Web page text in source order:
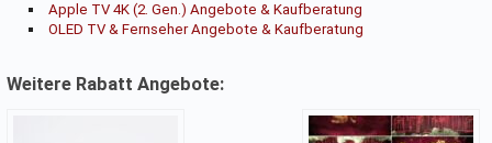
Apple TV 4K (2. Gen.) Angebote & Kaufberatung
OLED TV & Fernseher Angebote & Kaufberatung
Weitere Rabatt Angebote: